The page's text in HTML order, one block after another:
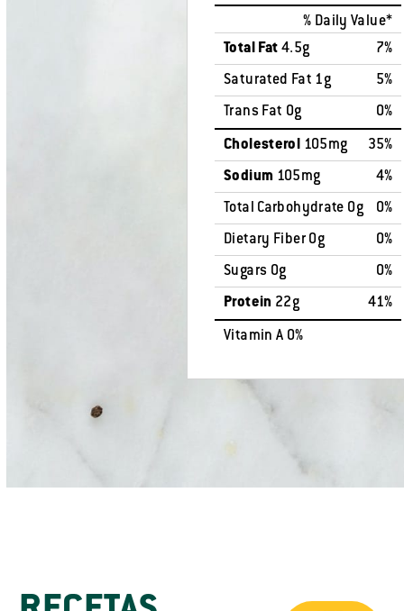
% Daily Value*
Total Fat 4.5g
7%
Saturated Fat 1g
5%
Trans Fat 0g
0%
Cholesterol 105mg
35%
Sodium 105mg
4%
Total Carbohydrate 0g
0%
Dietary Fiber 0g
0%
Sugars 0g
0%
Protein 22g 41%
Vitamin A 0%